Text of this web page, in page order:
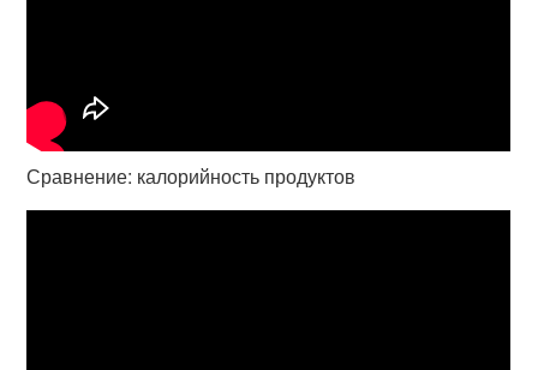
Сравнение: калорийность продуктов